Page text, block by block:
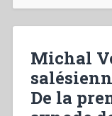
Michal
De la